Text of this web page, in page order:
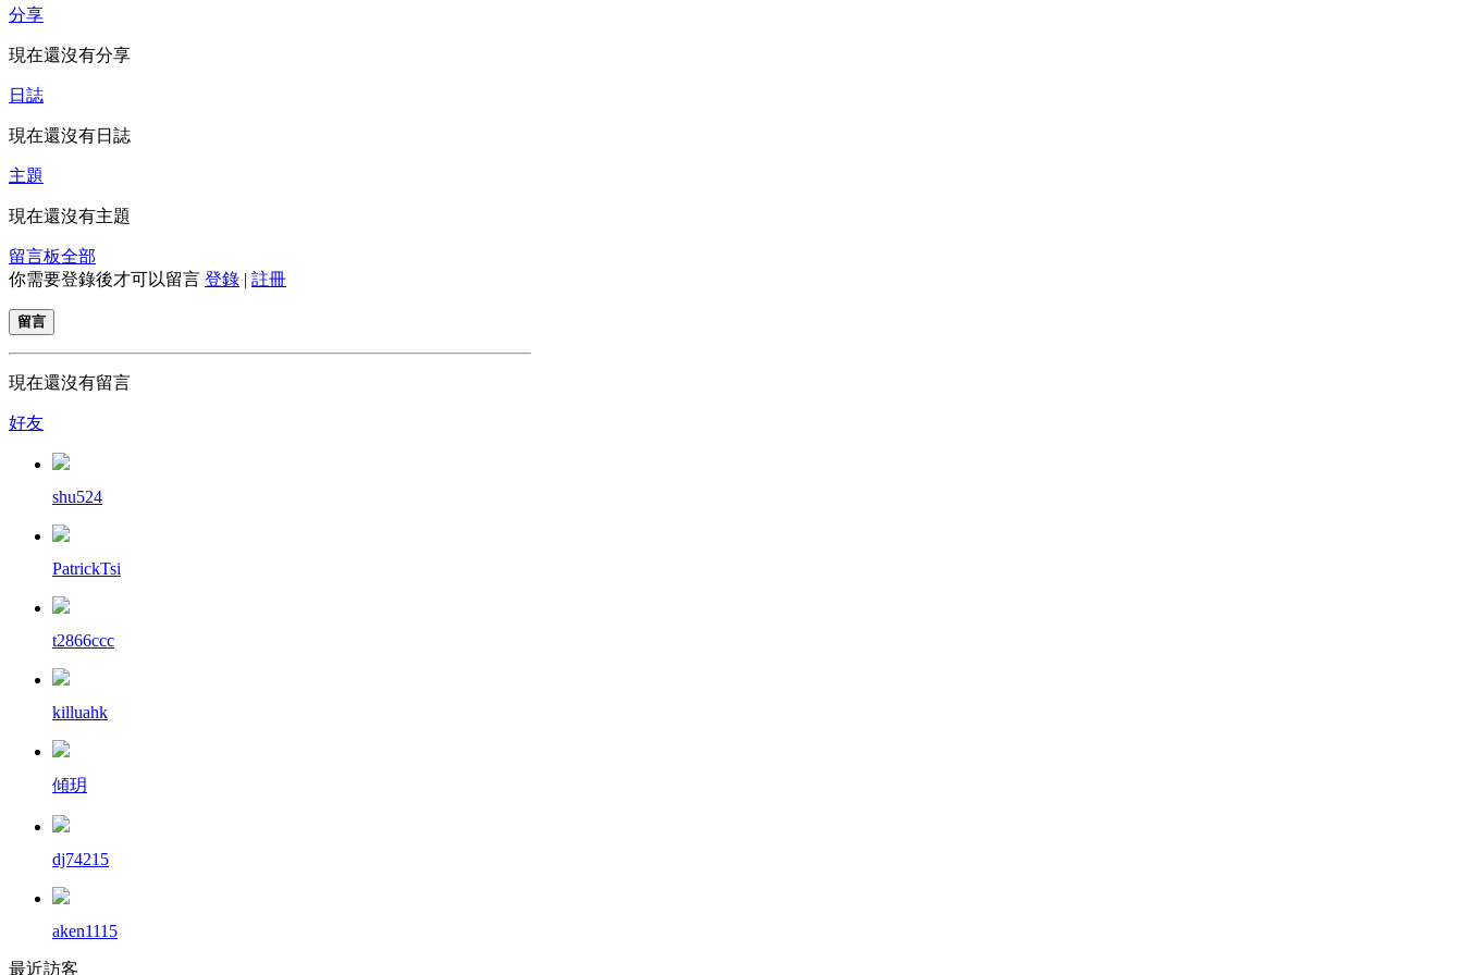
分享
現在還沒有分享
日誌
現在還沒有日誌
主題
現在還沒有主題
留言板全部
你需要登錄後才可以留言 登錄 | 註冊
留言
現在還沒有留言
好友
shu524
PatrickTsi
t2866ccc
killuahk
傾玥
dj74215
aken1115
最近訪客